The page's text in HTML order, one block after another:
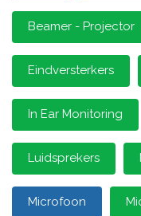
Beamer - Projector
Eindversterkers
In Ear Monitoring
Luidsprekers
Microfoon